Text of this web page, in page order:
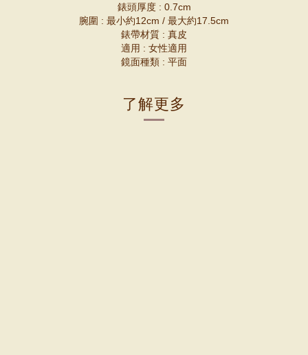
錶頭厚度 : 0.7cm
腕圍 : 最小約12cm / 最大約17.5cm
錶帶材質 : 真皮
適用 : 女性適用
鏡面種類 : 平面
了解更多